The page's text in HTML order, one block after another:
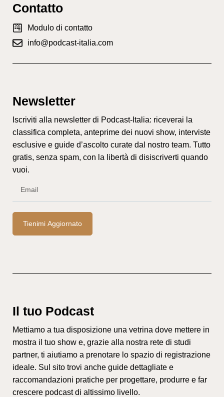
Contatto
Modulo di contatto
info@podcast-italia.com
Newsletter
Iscriviti alla newsletter di Podcast-Italia: riceverai la
classifica completa, anteprime dei nuovi show, interviste
esclusive e guide d’ascolto curate dal nostro team. Tutto
gratis, senza spam, con la libertà di disiscriverti quando
vuoi.
Tienimi Aggiornato
Il tuo Podcast
Mettiamo a tua disposizione una vetrina dove mettere in
mostra il tuo show e, grazie alla nostra rete di studi
partner, ti aiutiamo a prenotare lo spazio di registrazione
ideale. Sul sito trovi anche guide dettagliate e
raccomandazioni pratiche per progettare, produrre e far
crescere podcast di altissimo livello.